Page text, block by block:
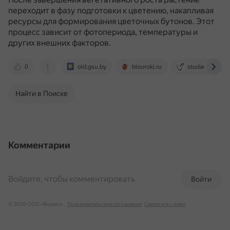
переходит в фазу подготовки к цветению, накапливая
ресурсы для формирования цветочных бутонов. Этот
процесс зависит от фотопериода, температуры и
других внешних факторов.
0 old.gsu.by biouroki.ru studarium.ru
Найти в Поиске
Комментарии
Войти
Войдите, чтобы комментировать
© 2026 ООО «Яндекс» Пользовательское соглашение Связаться с нами